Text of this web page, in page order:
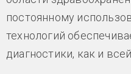
постоянному
технологий
диагностики, как и